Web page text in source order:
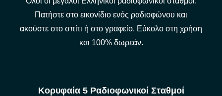
Πατήστε στο εικονίδιο ενός ραδιοφώνου και
ακούστε στο σπίτι ή στο γραφείο. Εύκολο στη χρήση
και 100% δωρεάν.
Κορυφαία 5 Ραδιοφωνικοί Σταθμοί